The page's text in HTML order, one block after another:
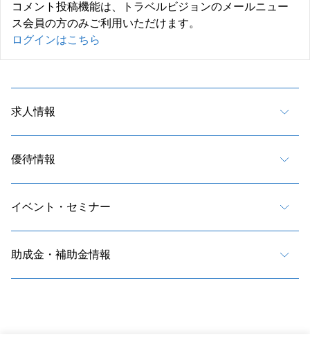
コメント投稿機能は、トラベルビジョンのメールニュー
ス会員の方のみご利用いただけます。
ログインはこちら
求人情報
優待情報
イベント・セミナー
助成金・補助金情報